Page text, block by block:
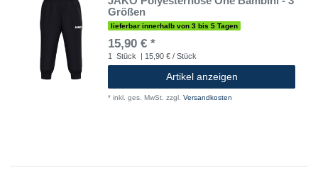
Größen
lieferbar innerhalb von 3 bis 5 Tagen
15,90 € *
1 Stück | 15,90 € / Stück
Artikel anzeigen
* inkl. ges. MwSt. zzgl. Versandkosten